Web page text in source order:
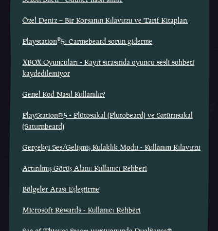
Özel Deniz – Bir Korsanın Kılavuzu ve Tarif Kitapları
Playstation®5: Carmebeard sorun giderme
XBOX Oyuncuları - Kayıt sırasında oyuncu sesli sohbeti
kaydedilemiyor
Genel Kod Nasıl Kullanılır?
PlayStation®5 - Plütosakal (Plutobeard) ve Satürnsakal
(Saturnbeard)
Gerçekçi Ses/Gelişmiş Kulaklık Modu - Kullanım Kılavuzu
Artırılmış Görüş Alanı: Kullanıcı Rehberi
Bölgeler Arası Eşleştirme
Microsoft Rewards - Kullanıcı Rehberi